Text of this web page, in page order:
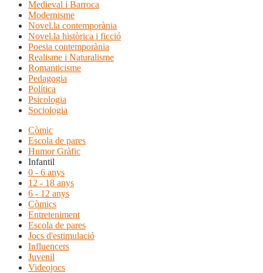
Medieval i Barroca
Modernisme
Novel.la contemporània
Novel.la històrica i ficció
Poesia contemporània
Realisme i Naturalisme
Romanticisme
Pedagogia
Política
Psicologia
Sociologia
Còmic
Escola de pares
Humor Gràfic
Infantil
0 - 6 anys
12 - 18 anys
6 - 12 anys
Còmics
Entreteniment
Escola de pares
Jocs d'estimulació
Influencers
Juvenil
Videojocs